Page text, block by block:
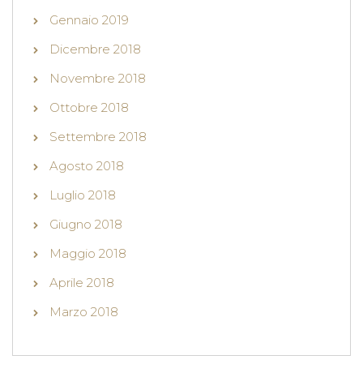
Gennaio 2019
Dicembre 2018
Novembre 2018
Ottobre 2018
Settembre 2018
Agosto 2018
Luglio 2018
Giugno 2018
Maggio 2018
Aprile 2018
Marzo 2018